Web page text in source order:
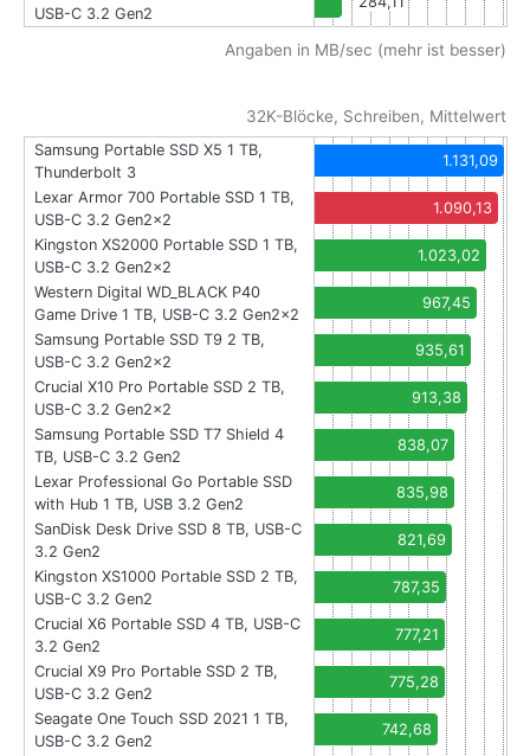
USB-C 3.2 Gen2
Angaben in MB/sec (mehr ist besser)
32K-Blöcke, Schreiben, Mittelwert
Samsung Portable SSD X5 1 TB,
Thunderbolt 3
1.131,09
Lexar Armor 700 Portable SSD 1 TB,
USB-C 3.2 Gen2x2
1.090,13
Kingston XS2000 Portable SSD 1 TB,
USB-C 3.2 Gen2x2
1.023,02
Western Digital WD_BLACK P40
Game Drive 1 TB, USB-C 3.2 Gen2x2
967,45
Samsung Portable SSD T9 2 TB,
USB-C 3.2 Gen2x2
935,61
Crucial X10 Pro Portable SSD 2 TB,
USB-C 3.2 Gen2x2
913,38
Samsung Portable SSD T7 Shield 4
TB, USB-C 3.2 Gen2
838,07
Lexar Professional Go Portable SSD
with Hub 1 TB, USB 3.2 Gen2
835,98
SanDisk Desk Drive SSD 8 TB, USB-C
3.2 Gen2
821,69
Kingston XS1000 Portable SSD 2 TB,
USB-C 3.2 Gen2
787,35
Crucial X6 Portable SSD 4 TB, USB-C
3.2 Gen2
777,21
Crucial X9 Pro Portable SSD 2 TB,
USB-C 3.2 Gen2
775,28
Seagate One Touch SSD 2021 1 TB,
USB-C 3.2 Gen2
742,68